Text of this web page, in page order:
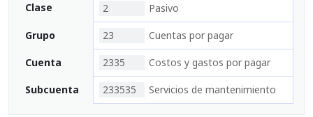
Clase 2 Pasivo
Grupo 23 Cuentas por pagar
Cuenta 2335 Costos y gastos por pagar
Subcuenta 233535 Servicios de mantenimiento